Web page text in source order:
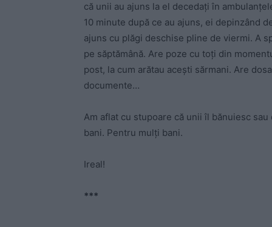
că unii au ajuns la el decedați în
10 minute după ce au ajuns, ei depinzând
ajuns cu plăgi deschise pline de viermi. A
pe săptămână. Are poze cu toți din
post, la cum arătau acești sărmani. Are
documente…
Am aflat cu stupoare că unii îl bănuiesc
bani. Pentru mulți bani.
Ireal!
***